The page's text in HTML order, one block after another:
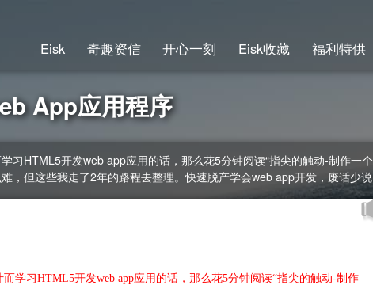
Eisk 奇趣资信 开心一刻 Eisk收藏 福利特供
App应用程序
习HTML5开发web app应用的话，那么花5分钟阅读“指尖的触动-制作一
，但这些我走了2年的路程去整理。快速脱产学会web app开发，废话少
学习HTML5开发web app应用的话，那么花5分钟阅读“指尖的触动-制作